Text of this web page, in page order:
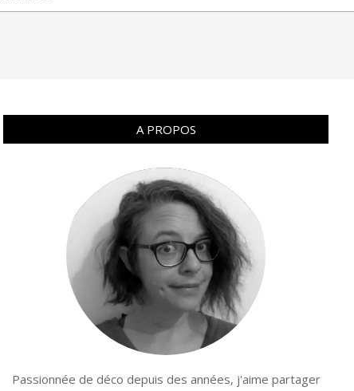
A PROPOS
Passionnée de déco depuis des années, j'aime partager